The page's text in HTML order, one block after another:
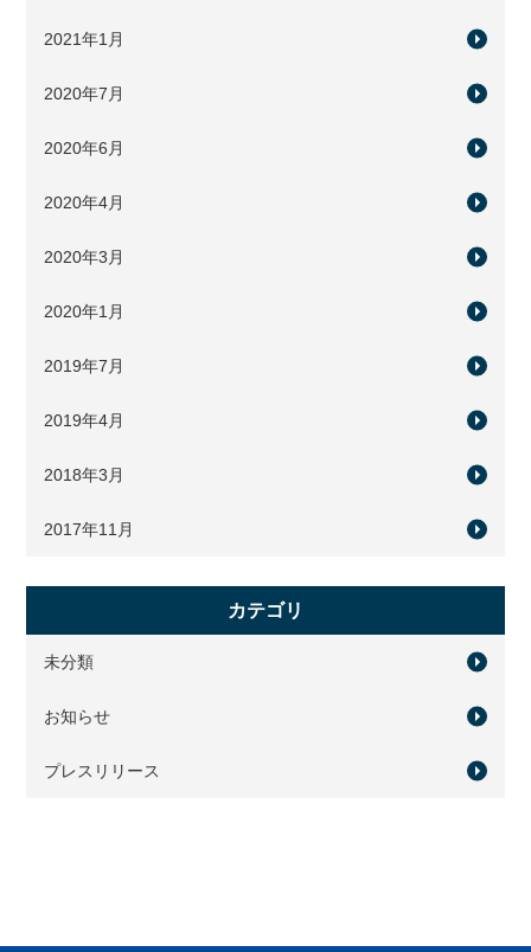
2021年1月
2020年7月
2020年6月
2020年4月
2020年3月
2020年1月
2019年7月
2019年4月
2018年3月
2017年11月
カテゴリ
未分類
お知らせ
プレスリリース